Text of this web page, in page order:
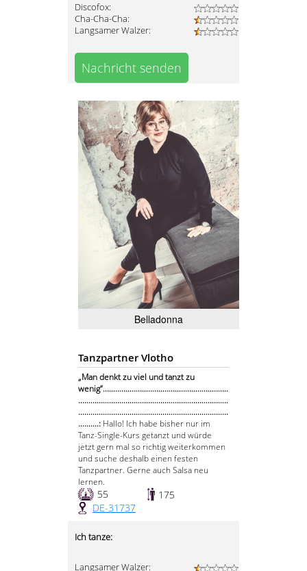
Discofox:
Cha-Cha-Cha:
Langsamer Walzer:
Nachricht senden
Belladonna
Tanzpartner Vlotho
„Man denkt zu viel und tanzt zu
wenig“.............................................................
.........................................................................
.........................................................................
..........: Hallo! Ich habe bisher nur im
Tanz-Single-Kurs getanzt und würde
jetzt gern mal so richtig weiterkommen
und suche deshalb einen festen
Tanzpartner. Gerne auch Salsa neu
lernen.
55
175
DE-31737
Ich tanze:
Langsamer Walzer: